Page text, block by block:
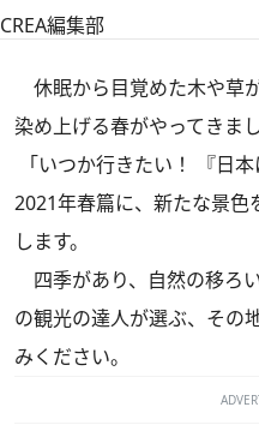
CREA編集部
休眠から目覚めた木や草
染め上げる春がやってきまし
「いつか行きたい！ 『日
2021年春篇に、新たな景色
します。
四季があり、自然の移ろ
の観光の達人が選ぶ、その
みください。